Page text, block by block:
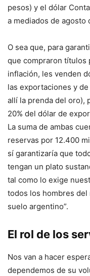
pesos) y el dólar
a mediados de agosto
O sea que, para
que compraron títulos
inflación, les venden
las exportaciones y
allí la prenda del oro),
20% del dólar de
La suma de ambas
reservas por 12.400
sí garantizaría que
tengan un plato
tal como lo exige
todos los hombres
suelo argentino”.
El rol de los
Nos van a hacer
dependemos de su